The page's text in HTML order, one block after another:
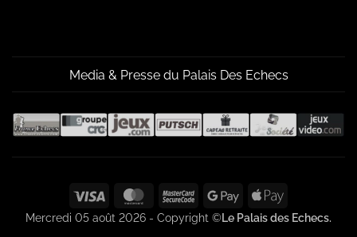
Media & Presse du Palais Des Echecs
Visa MasterCardMasterCard
2
Google
Pay
Apple
Pay
Mercredi 05 août 2026 - Copyright ©Le Palais des Echecs.